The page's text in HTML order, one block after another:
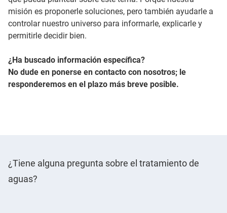
misión es proponerle soluciones, pero también ayudarle a
controlar nuestro universo para informarle, explicarle y
permitirle decidir bien.
¿Ha buscado información específica?
No dude en ponerse en contacto con nosotros; le
responderemos en el plazo más breve posible.
¿Tiene alguna pregunta sobre el tratamiento de
aguas?